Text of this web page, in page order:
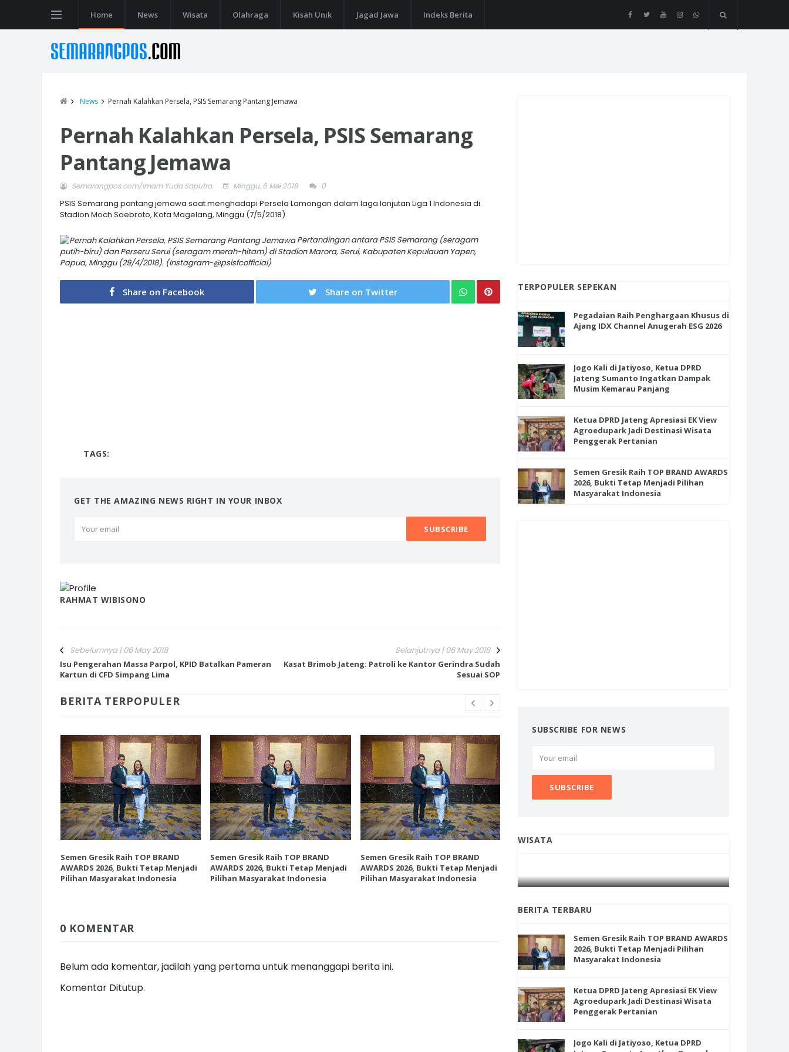
Home News Wisata Olahraga Kisah Unik Jagad Jawa Indeks Berita
News Pernah Kalahkan Persela, PSIS Semarang Pantang Jemawa
Pernah Kalahkan Persela, PSIS Semarang
Pantang Jemawa
Semarangpos.com/Imam Yuda Saputra Minggu, 6 Mei 2018 0
PSIS Semarang pantang jemawa saat menghadapi Persela Lamongan dalam laga lanjutan Liga 1 Indonesia di
Stadion Moch Soebroto, Kota Magelang, Minggu (7/5/2018).
Pertandingan antara PSIS Semarang (seragam
putih-biru) dan Perseru Serui (seragam merah-hitam) di Stadion Marora, Serui, Kabupaten Kepulauan Yapen,
Papua, Minggu (29/4/2018). (Instagram-@psisfcofficial)
Share on Facebook Share on Twitter
TAGS:
GET THE AMAZING NEWS RIGHT IN YOUR INBOX
RAHMAT WIBISONO
Sebelumnya | 06 May 2018
Isu Pengerahan Massa Parpol, KPID Batalkan Pameran
Kartun di CFD Simpang Lima
Selanjutnya | 06 May 2018
Kasat Brimob Jateng: Patroli ke Kantor Gerindra Sudah
Sesuai SOP
BERITA TERPOPULER
Semen Gresik Raih TOP BRAND
AWARDS 2026, Bukti Tetap Menjadi
Pilihan Masyarakat Indonesia
Semen Gresik Raih TOP BRAND
AWARDS 2026, Bukti Tetap Menjadi
Pilihan Masyarakat Indonesia
Semen Gresik Raih TOP BRAND
AWARDS 2026, Bukti Tetap Menjadi
Pilihan Masyarakat Indonesia
Pilihan Masyarakat Indonesia
0 KOMENTAR
Belum ada komentar, jadilah yang pertama untuk menanggapi berita ini.
Komentar Ditutup.
TERPOPULER SEPEKAN
Pegadaian Raih Penghargaan Khusus di
Ajang IDX Channel Anugerah ESG 2026
Jogo Kali di Jatiyoso, Ketua DPRD
Jateng Sumanto Ingatkan Dampak
Musim Kemarau Panjang
Ketua DPRD Jateng Apresiasi EK View
Agroedupark Jadi Destinasi Wisata
Penggerak Pertanian
Semen Gresik Raih TOP BRAND AWARDS
2026, Bukti Tetap Menjadi Pilihan
Masyarakat Indonesia
SUBSCRIBE FOR NEWS
WISATA
INI CARA UMAT KRISTIANI SALATIGA
JAGA KERUKUNAN SAMBUT NATAL
INI CARA UMAT KRISTIANI SALATIGA
JAGA KERUKUNAN SAMBUT NATAL
BERITA TERBARU
Semen Gresik Raih TOP BRAND AWARDS
2026, Bukti Tetap Menjadi Pilihan
Masyarakat Indonesia
Ketua DPRD Jateng Apresiasi EK View
Agroedupark Jadi Destinasi Wisata
Penggerak Pertanian
Jogo Kali di Jatiyoso, Ketua DPRD